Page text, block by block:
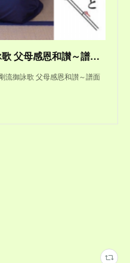
【真言宗お経】金剛流御詠歌 父母感恩和讃～譜面を見ながら一緒に唱えよう
流御詠歌 父母感恩和讃～譜面